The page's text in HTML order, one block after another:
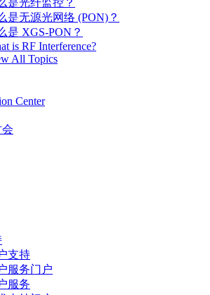
是光纤监控？
是无源光网络 (PON)？
是 XGS-PON？
is RF Interference?
All Topics
Center
支持
服务门户
服务